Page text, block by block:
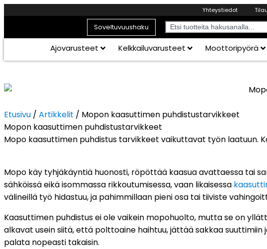
Yhteystiedot
Soveltuvuushaku
Ajovarusteet Kelkkailuvarusteet Moottoripyörä
Etusivu / Artikkelit / Mopon kaasuttimen puhdistustarvikkeet
Mopon kaasuttimen puhdistustarvikkeet
Mopo kaasuttimen puhdistus tarvikkeet vaikuttavat työn laatuun.
Mopo käy tyhjäkäyntiä huonosti, röpöttää kaasua avattaessa tai
sähköissä eikä isommassa rikkoutumisessa, vaan likaisessa
välineillä työ hidastuu, ja pahimmillaan pieni osa tai tiiviste
Kaasuttimen puhdistus ei ole vaikein mopohuolto, mutta se on
alkavat usein siitä, että polttoaine haihtuu, jättää sakkaa
palata nopeasti takaisin.